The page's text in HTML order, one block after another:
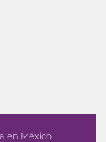
en México